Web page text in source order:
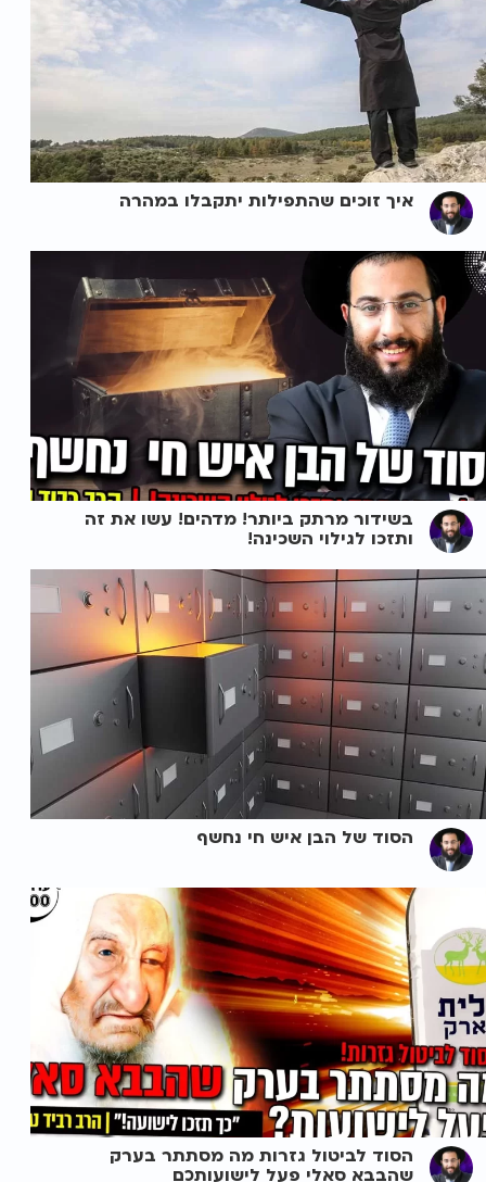
איך זוכים שהתפילות יתקבלו במהרה
בשידור מרתק ביותר! מדהים! עשו את זה
ותזכו לגילוי השכינה!
הסוד של הבן איש חי נחשף
הסוד לביטול גזרות מה מסתתר בערק
שהבבא סאלי פעל לישועותכם